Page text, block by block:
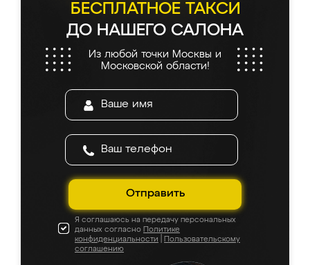
БЕСПЛАТНОЕ ТАКСИ
ДО НАШЕГО САЛОНА
Из любой точки Москвы и
Московской области!
Отправить
Я соглашаюсь на передачу персональных
данных согласно Политике
конфиденциальности
Пользовательскому
соглашению